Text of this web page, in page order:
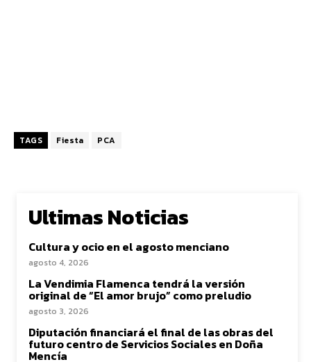
TAGS Fiesta PCA
Ultimas Noticias
Cultura y ocio en el agosto menciano
agosto 4, 2026
La Vendimia Flamenca tendrá la versión
original de “El amor brujo” como preludio
agosto 3, 2026
Diputación financiará el final de las obras del
futuro centro de Servicios Sociales en Doña
Mencía